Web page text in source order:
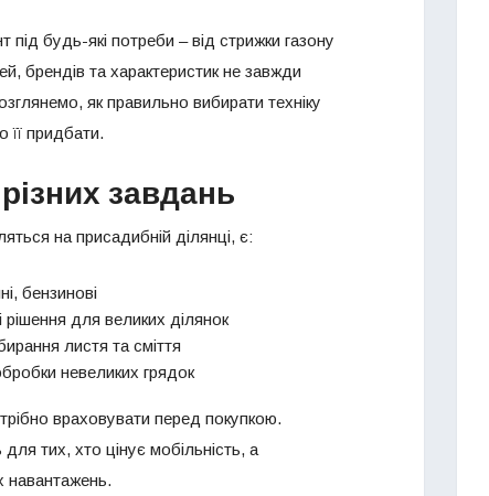
будь-які потреби – від стрижки газону
брендів та характеристик не завжди
як правильно вибирати техніку
її придбати.
завдань
на присадибній ділянці, є:
бензинові
рішення для великих ділянок
листя та сміття
невеликих грядок
враховувати перед покупкою.
тих, хто цінує мобільність, а
навантажень.